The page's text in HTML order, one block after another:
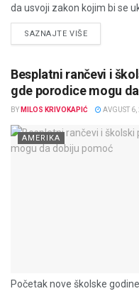
da usvoji zakon kojim bi se
SAZNAJTE VIŠEDETAILS
Besplatni rančevi i
gde porodice mogu
BY MILOS KRIVOKAPIĆ AVGUST
AMERIKA
Početak nove školske